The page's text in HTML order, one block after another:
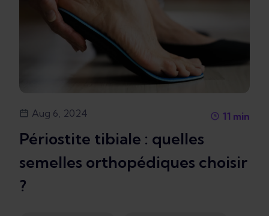
Aug 6, 2024 11 min
Périostite tibiale : quelles
semelles orthopédiques choisir
?